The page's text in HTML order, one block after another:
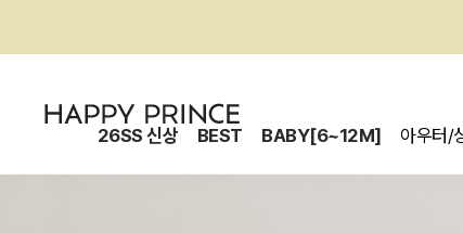
26SS 신상 BEST BABY[6~12M] 아우터/